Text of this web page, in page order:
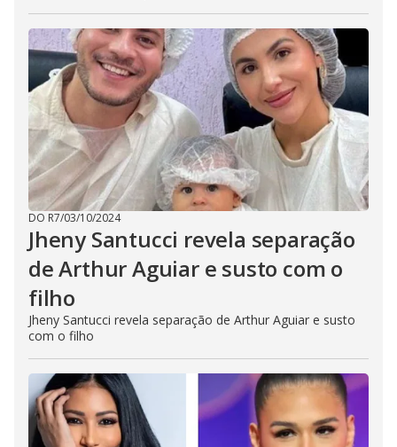
DO R7/03/10/2024
Jheny Santucci revela separação
de Arthur Aguiar e susto com o
filho
Jheny Santucci revela separação de Arthur Aguiar e susto
com o filho